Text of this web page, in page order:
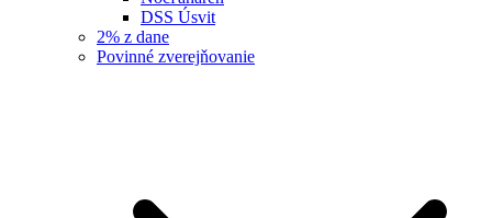
DSS Úsvit
2% z dane
Povinné zverejňovanie